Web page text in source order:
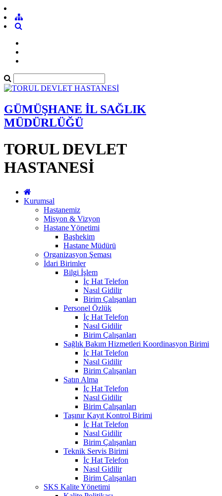
GÜMÜŞHANE İL SAĞLIK
MÜDÜRLÜĞÜ
TORUL DEVLET
HASTANESİ
Kurumsal
Hastanemiz
Misyon & Vizyon
Hastane Yönetimi
Başhekim
Hastane Müdürü
Organizasyon Şeması
İdari Birimler
Bilgi İşlem
İç Hat Telefon
Nasıl Gidilir
Birim Çalışanları
Personel Özlük
İç Hat Telefon
Nasıl Gidilir
Birim Çalışanları
Sağlık Bakım Hizmetleri Koordinasyon Birimi
İç Hat Telefon
Nasıl Gidilir
Birim Çalışanları
Satın Alma
İç Hat Telefon
Nasıl Gidilir
Birim Çalışanları
Taşınır Kayıt Kontrol Birimi
İç Hat Telefon
Nasıl Gidilir
Birim Çalışanları
Teknik Servis Birimi
İç Hat Telefon
Nasıl Gidilir
Birim Çalışanları
SKS Kalite Yönetimi